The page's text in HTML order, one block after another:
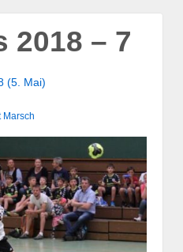
2018 – 7
(5. Mai)
Marsch